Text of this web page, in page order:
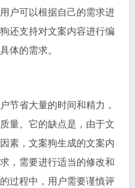
户可以根据自己的需求进
还支持对文案内容进行编
体的需求。
节省大量的时间和精力，
量。它的缺点是，由于文
素，文案狗生成的文案内
，需要进行适当的修改和
过程中，用户需要谨慎评